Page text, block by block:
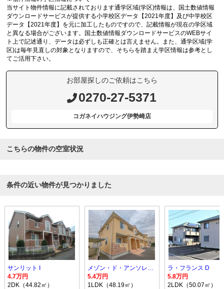
当サイト物件情報に記載されております通学区域(学区)情報は、国土数値情報
ダウンロードサービスが提供する小学校区データ【2021年度】及び中学校区
データ【2021年度】を元に加工したものですので、記載情報が現在の学区域
と異なる場合がございます。国土数値情報ダウンロードサービスのWEBサイ
ト上で記述通り、データは必ずしも正確とは言えません。また、通学区域(学
区)は毎年見直しの対象となりますので、そちらを踏まえ学区情報は参考とし
てご活用下さい。
お部屋探しのご依頼はこちら
0270-27-5371
コガネイハウジング伊勢崎店
こちらの物件の空室状況
条件の近い物件が見つかりました
サンリット I
4.7万円
2DK（44.82㎡）
メゾン・ド・アンソレイエ
5.4万円
1LDK（48.19㎡）
ラ・フランス D
5.8万円
2LDK（50.07㎡）